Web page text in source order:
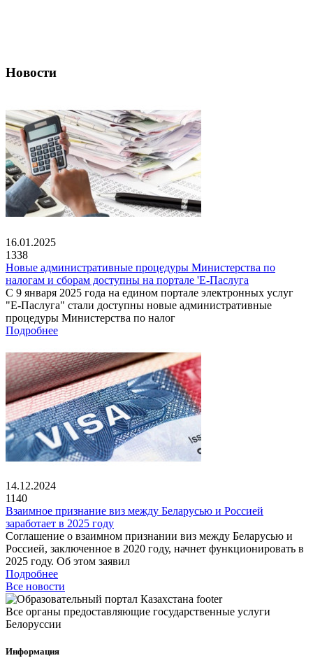
Новости
16.01.2025
1338
Новые административные процедуры Министерства по
налогам и сборам доступны на портале 'Е-Паслуга
С 9 января 2025 года на едином портале электронных услуг
"Е-Паслуга" стали доступны новые административные
процедуры Министерства по налог
Подробнее
14.12.2024
1140
Взаимное признание виз между Беларусью и Россией
заработает в 2025 году
Соглашение о взаимном признании виз между Беларусью и
Россией, заключенное в 2020 году, начнет функционировать в
2025 году. Об этом заявил
Подробнее
Все новости
Все органы предоставляющие государственные услуги
Белоруссии
Информация